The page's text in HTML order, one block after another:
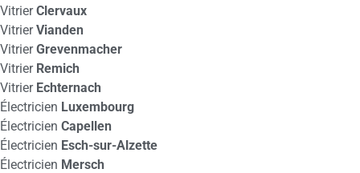
VitrierClervaux
VitrierVianden
VitrierGrevenmacher
Vitrier Remich
Vitrier Echternach
Électricien Luxembourg
Électricien Capellen
Électricien Esch-sur-Alzette
Électricien Mersch